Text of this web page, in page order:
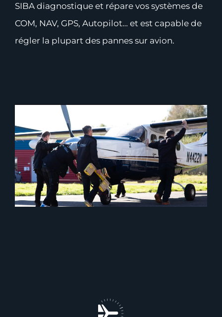
SIBA diagnostique et répare vos systèmes de
COM, NAV, GPS, Autopilot… et est capable de
régler la plupart des pannes sur avion.